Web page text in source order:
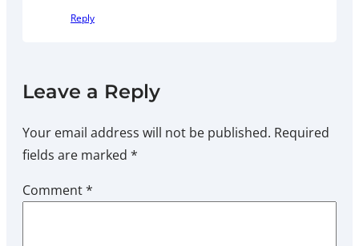
Reply
Leave a Reply
Your email address will not be published. Required
fields are marked *
Comment*